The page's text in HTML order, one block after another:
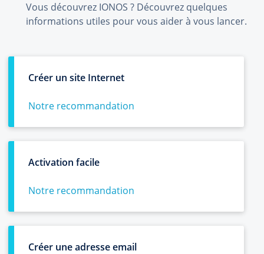
Vous découvrez IONOS ? Découvrez quelques
informations utiles pour vous aider à vous lancer.
Créer un site Internet
Notre recommandation
Activation facile
Notre recommandation
Créer une adresse email